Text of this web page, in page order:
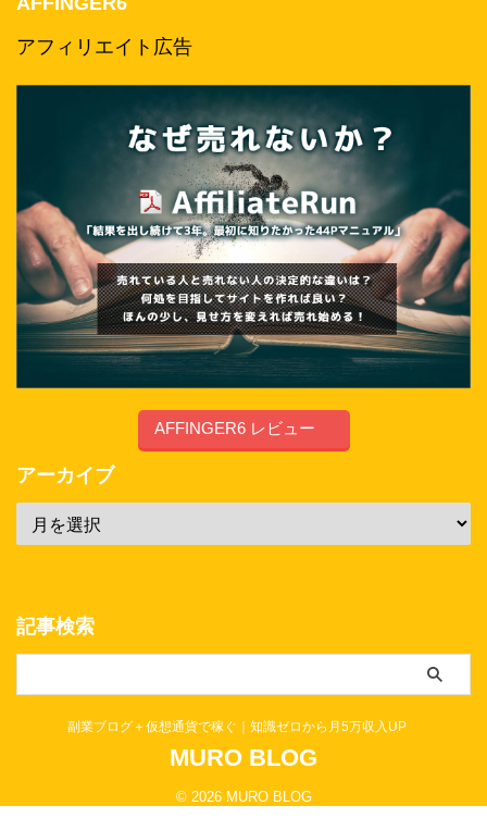
アフィリエイト広告
AFFINGER6 レビュー
アーカイブ
記事検索
副業ブログ＋仮想通貨で稼ぐ｜知識ゼロから月5万収入UP
MURO BLOG
© 2026 MURO BLOG